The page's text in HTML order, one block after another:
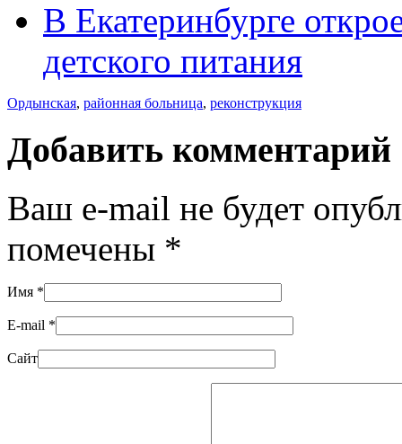
В Екатеринбурге
детского питания
Ордынская, районная больница, реконструкция
Добавить комментарий
Ваш e-mail не будет
помечены *
Имя *
E-mail *
Сайт